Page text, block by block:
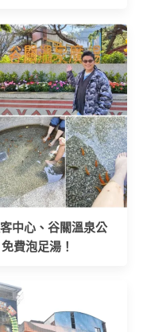
中心、谷關溫泉公
費泡足湯！